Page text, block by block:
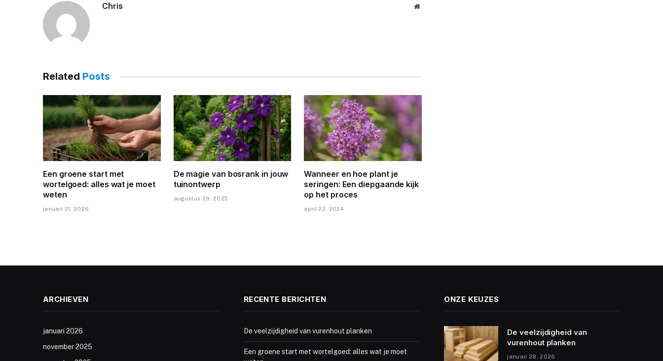
Chris Website
Related Posts
Een groene start met
wortelgoed: alles wat je moet
weten
januari 21, 2026
De magie van bosrank in jouw
tuinontwerp
augustus 29, 2025
Wanneer en hoe plant je
seringen: Een diepgaande kijk
op het proces
april 22, 2024
ARCHIEVEN
januari 2026
november 2025
RECENTE BERICHTEN
De veelzijdigheid van vurenhout planken
Een groene start met wortelgoed: alles wat je moet
ONZE KEUZES
De veelzijdigheid van
vurenhout planken
januari 28, 2026